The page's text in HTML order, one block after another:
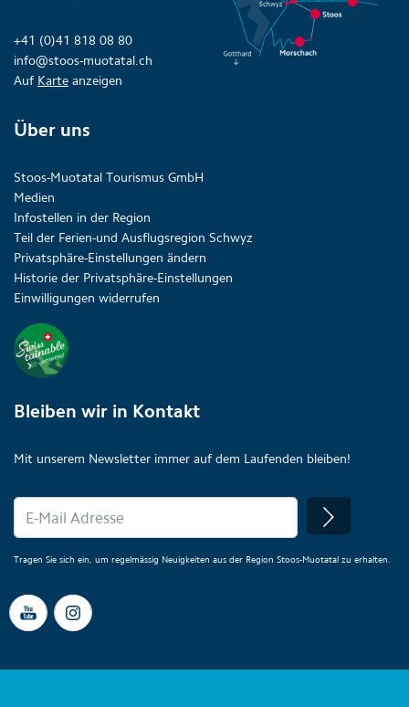
+41 (0)41 818 08 80
info@stoos-muotatal.ch
Auf Karte anzeigen
Über uns
Stoos-Muotatal Tourismus GmbH
Medien
Infostellen in der Region
Teil der Ferien-und Ausflugsregion Schwyz
Privatsphäre-Einstellungen ändern
Historie der Privatsphäre-Einstellungen
Einwilligungen widerrufen
Bleiben wir in Kontakt
Mit unserem Newsletter immer auf dem Laufenden bleiben!
Tragen Sie sich ein, um regelmässig Neuigkeiten aus der Region Stoos-Muotatal zu erhalten.